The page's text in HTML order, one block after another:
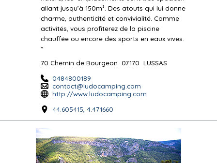
allant jusqu’à 150m². Des atouts qui lui donne
charme, authenticité et convivialité. Comme
activités, vous profiterez de la piscine
chauffée ou encore des sports en eaux vives.
"
70 Chemin de Bourgeon 07170 LUSSAS
0484800189
contact@ludocamping.com
http://www.ludocamping.com
44.605415, 4.471660